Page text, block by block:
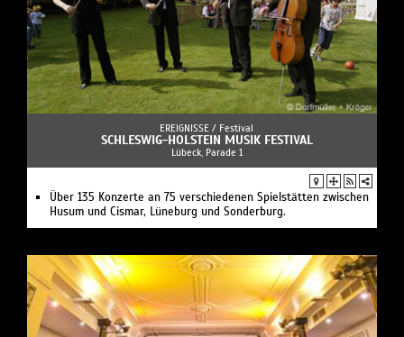
EREIGNISSE / Festival
SCHLESWIG-HOLSTEIN MUSIK FESTIVAL
Lübeck, Parade 1
Über 135 Konzerte an 75 verschiedenen Spielstätten zwischen
Husum und Cismar, Lüneburg und Sonderburg.